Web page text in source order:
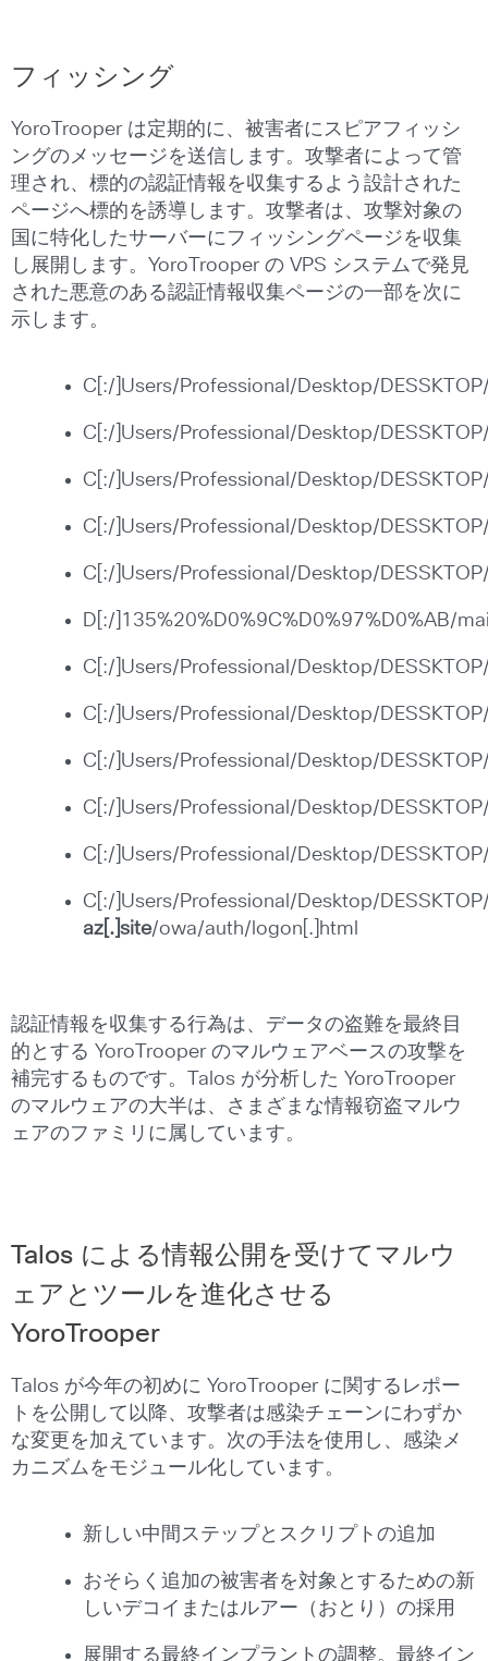
フィッシング
YoroTrooper は定期的に、被害者にスピアフィッシ
ングのメッセージを送信します。攻撃者によって管
理され、標的の認証情報を収集するよう設計された
ページへ標的を誘導します。攻撃者は、攻撃対象の
国に特化したサーバーにフィッシングページを収集
し展開します。YoroTrooper の VPS システムで発見
された悪意のある認証情報収集ページの一部を次に
示します。
C[:/]Users/Professional/Desktop/
C[:/]Users/Professional/Desktop/
C[:/]Users/Professional/Desktop/
C[:/]Users/Professional/Desktop/
C[:/]Users/Professional/Desktop/
D[:/]135%20%D0%9C%D0%97%D0%AB/
C[:/]Users/Professional/Desktop/
C[:/]Users/Professional/Desktop/
C[:/]Users/Professional/Desktop/
C[:/]Users/Professional/Desktop/
C[:/]Users/Professional/Desktop/
C[:/]Users/Professional/Desktop/
az[.]site/owa/auth/logon[.]html
認証情報を収集する行為は、データの盗難を最終目
的とする YoroTrooper のマルウェアベースの攻撃を
補完するものです。Talos が分析した YoroTrooper
のマルウェアの大半は、さまざまな情報窃盗マルウ
ェアのファミリに属しています。
Talos による情報公開を受けてマルウ
ェアとツールを進化させる
YoroTrooper
Talos が今年の初めに YoroTrooper に関するレポー
トを公開して以降、攻撃者は感染チェーンにわずか
な変更を加えています。次の手法を使用し、感染メ
カニズムをモジュール化しています。
新しい中間ステップとスクリプトの追加
おそらく追加の被害者を対象とするための新
しいデコイまたはルアー（おとり）の採用
展開する最終インプラントの調整。最終イン